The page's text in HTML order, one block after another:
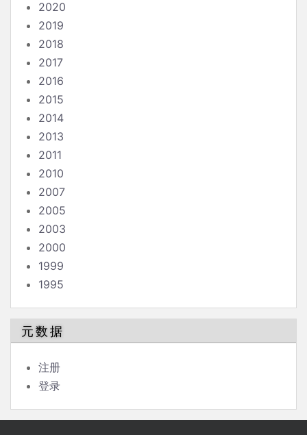
2020
2019
2018
2017
2016
2015
2014
2013
2011
2010
2007
2005
2003
2000
1999
1995
元数据
注册
登录